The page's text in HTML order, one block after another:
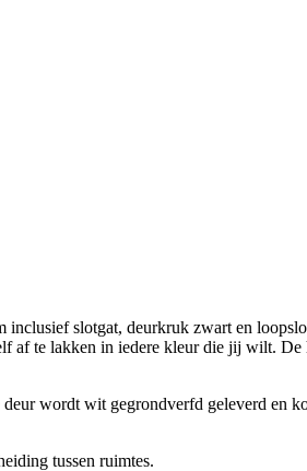
slotgat, deurkruk zwart en
te lakken in iedere kleur die jij wilt.
wordt wit gegrondverfd geleverd en
tussen ruimtes.